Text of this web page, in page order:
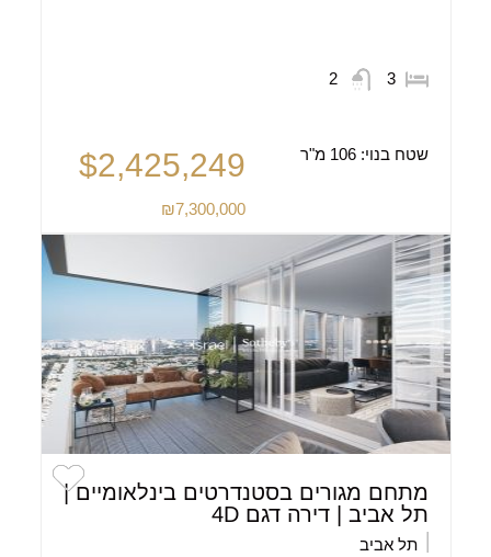
3
2
שטח בנוי:106 מ"ר $2,425,249
₪7,300,000
מתחם מגורים בסטנדרטים בינלאומיים |
תל אביב | דירה דגם 4D
תל אביב